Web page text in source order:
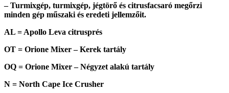
– Turmixgép, turmixgép, jégtörő és citrusfacsaró megőrzi
minden gép műszaki és eredeti jellemzőit.
AL = Apollo Leva citrusprés
OT = Orione Mixer – Kerek tartály
OQ = Orione Mixer – Négyzet alakú tartály
N = North Cape Ice Crusher